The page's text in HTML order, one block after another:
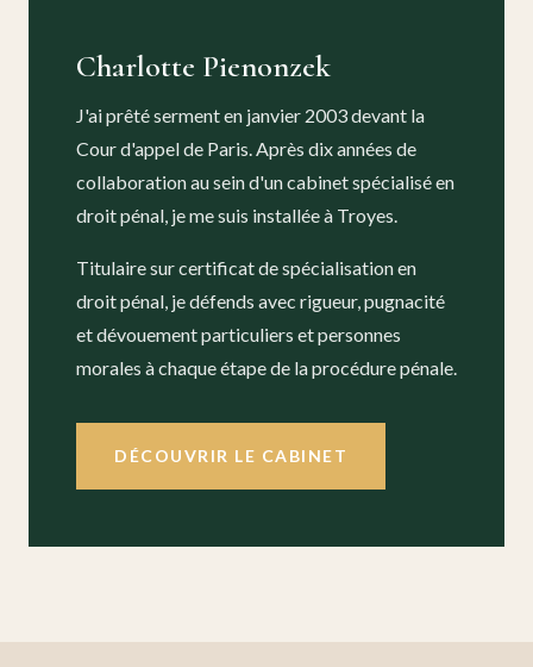
Charlotte Pienonzek
J'ai prêté serment en janvier 2003 devant la
Cour d'appel de Paris. Après dix années de
collaboration au sein d'un cabinet spécialisé en
droit pénal, je me suis installée à Troyes.
Titulaire sur certificat de spécialisation en
droit pénal, je défends avec rigueur, pugnacité
et dévouement particuliers et personnes
morales à chaque étape de la procédure pénale.
DÉCOUVRIR LE CABINET